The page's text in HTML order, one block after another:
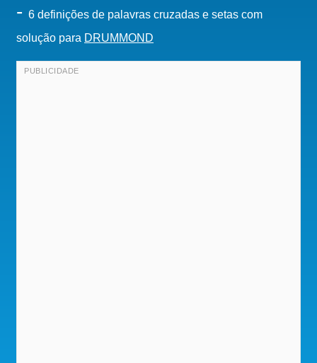
- 6 definições de palavras cruzadas e setas com
solução para DRUMMOND